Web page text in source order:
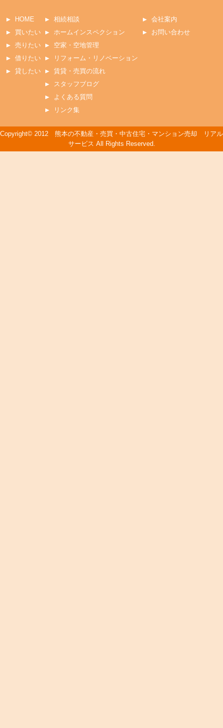
HOME
買いたい
売りたい
借りたい
貸したい
相続相談
ホームインスペクション
空家・空地管理
リフォーム・リノベーション
賃貸・売買の流れ
スタッフブログ
よくある質問
リンク集
会社案内
お問い合わせ
Copyright© 2012 熊本の不動産・売買・中古住宅・マンション売却 リアル
サービス All Rights Reserved.